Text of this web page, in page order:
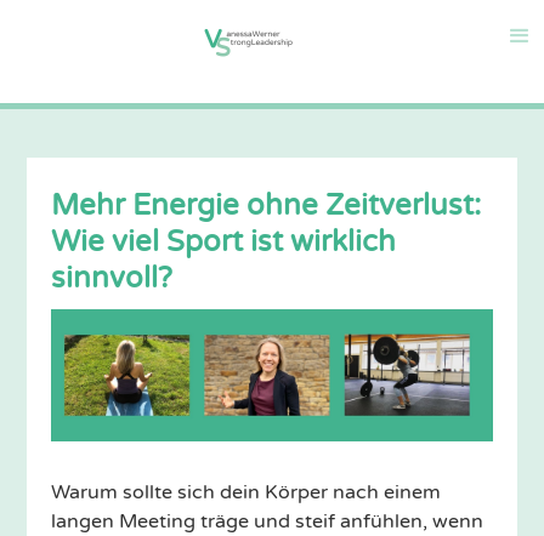
Mehr Energie ohne Zeitverlust:
Wie viel Sport ist wirklich
sinnvoll?
Warum sollte sich dein Körper nach einem
langen Meeting träge und steif anfühlen, wenn